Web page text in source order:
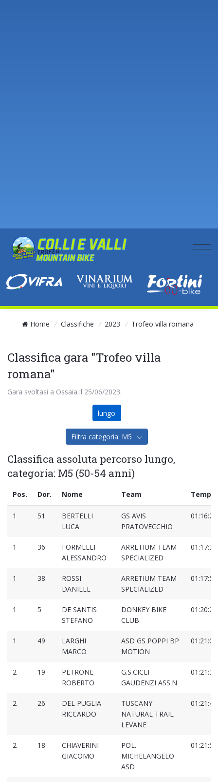
Home / Classifiche / 2023 / Trofeo villa romana
Classifica gara "Trofeo villa
romana"
Gara svoltasi a Ossaia il 25/06/2023.
lungo
Filtra categoria: M5
Classifica assoluta percorso lungo,
categoria: M5 (50-54 anni)
Pos. Dor. Nome Team Tempo
1 51
BERTELLI
LUCA
GS AVIS
PRATOVECCHIO
1 36
FORMELLI
ALESSANDRO
ARRETIUM TEAM
SPECIALIZED
1 38
ROSSI
DANIELE
ARRETIUM TEAM
SPECIALIZED
1 5
DE SANTIS
STEFANO
DONKEY BIKE
CLUB
1 49
LARGHI
MARCO
ASD GS POPPI BP
MOTION
2 19
PETRONE
ROBERTO
G.S.CICLI
GAUDENZI ASS.N
2 26
DEL PUGLIA
RICCARDO
TUSCANY
NATURAL TRAIL
LEVANE
2 18
CHIAVERINI
GIACOMO
POL.
MICHELANGELO
ASD